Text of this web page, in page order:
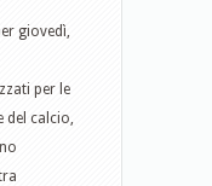
giovedì,
per le
del calcio,